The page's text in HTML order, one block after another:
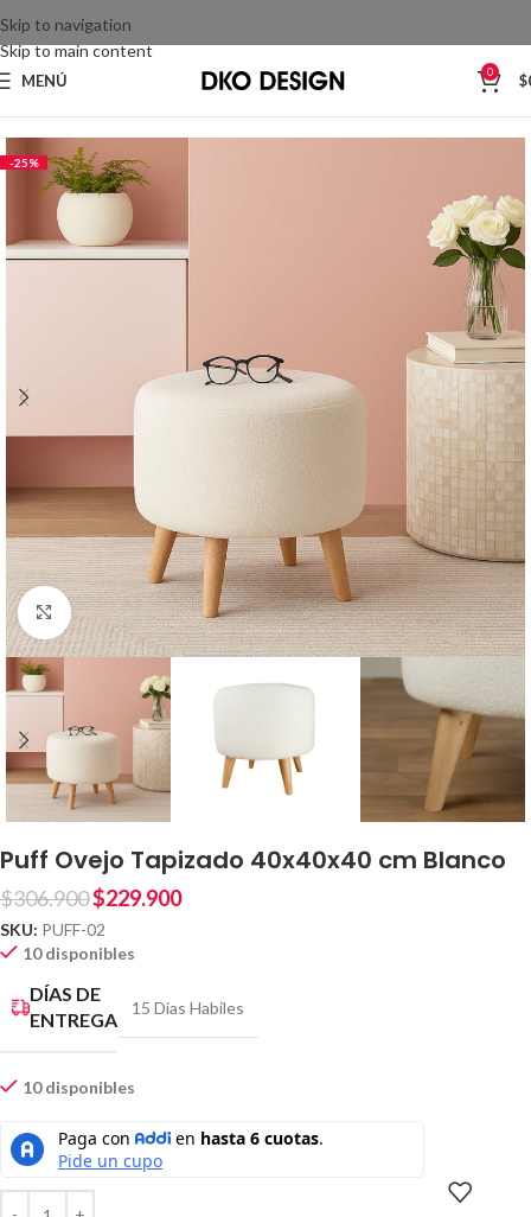
Skip to navigation
Skip to main content
MENÚ 0 $
-25%
Clic para ampliar
Puff Ovejo Tapizado 40x40x40 cm Blanco
$306.900$229.900
SKU: PUFF-02
10 disponibles
DÍAS DE
ENTREGA
15 Dias Habiles
10 disponibles